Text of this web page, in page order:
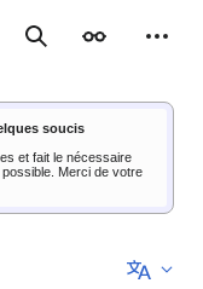
RechercherApparence
soucis
et fait le nécessaire
Merci de votre